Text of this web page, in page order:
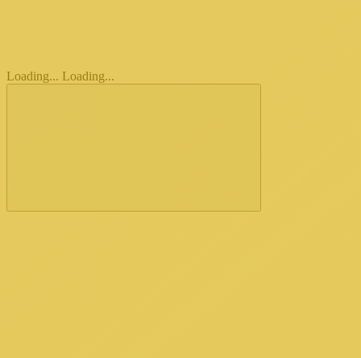
Loading... Loading...